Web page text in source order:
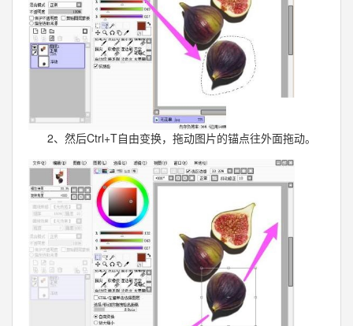
2、然后Ctrl+T自由变换，拖动图片的锚点往外面拖动。